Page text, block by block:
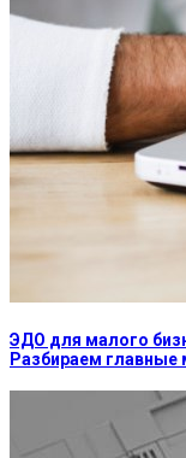
ЭДО для малого
Разбираем